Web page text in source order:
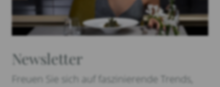
Newsletter
Freuen Sie sich auf faszinierende Trends,